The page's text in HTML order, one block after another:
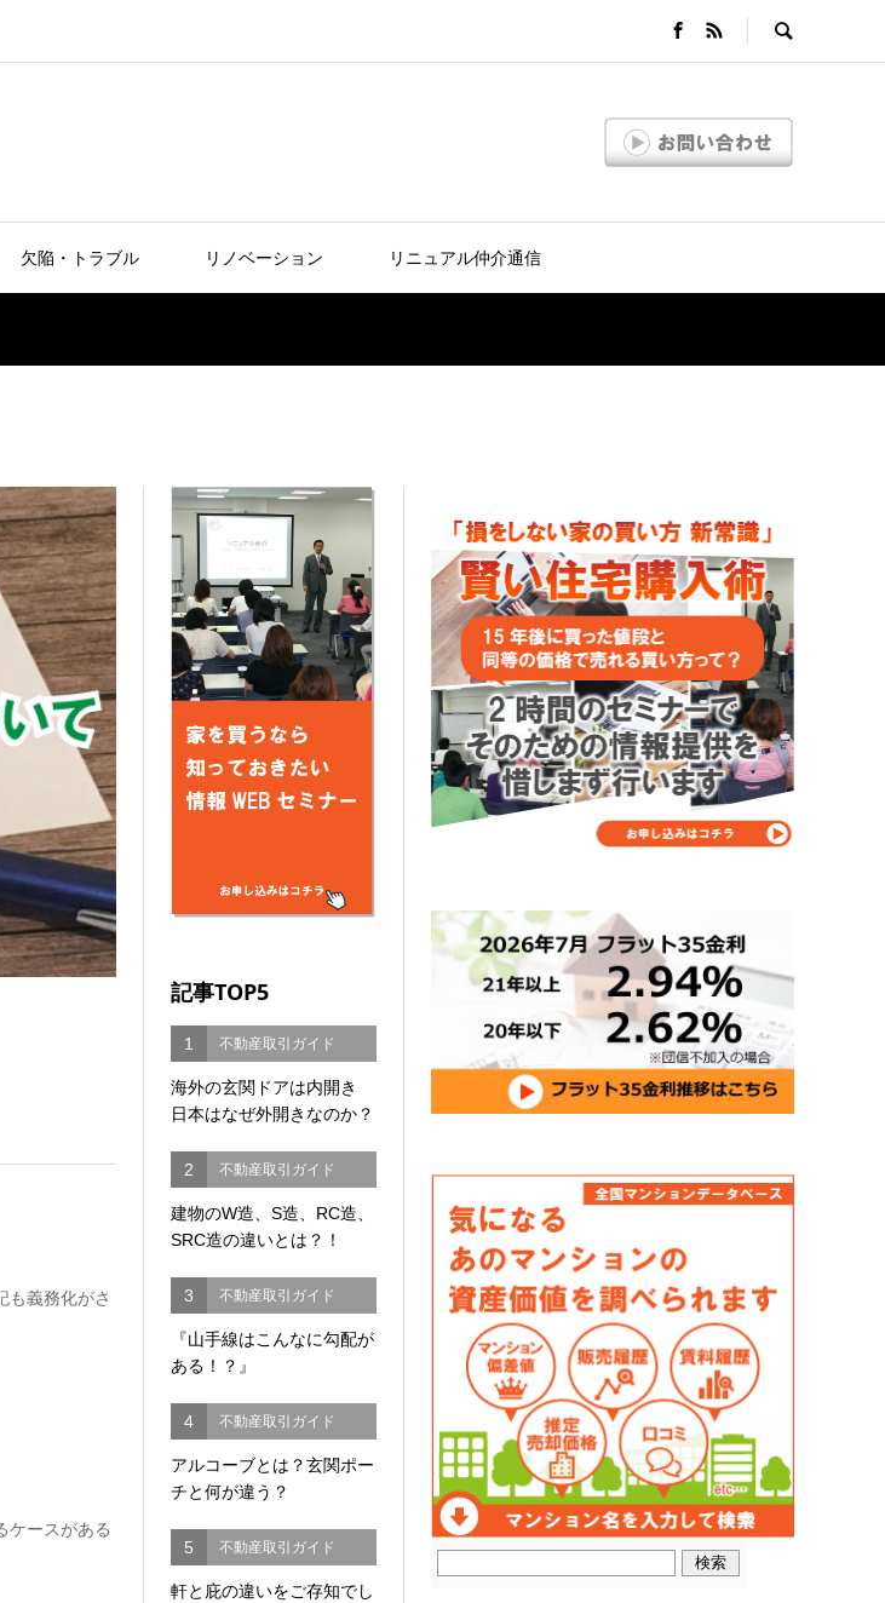
欠陥・トラブル リノベーション リニュアル仲介通信
も義務化がさ
ケースがある
記事TOP5
1 不動産取引ガイド
海外の玄関ドアは内開き
日本はなぜ外開きなのか？
2 不動産取引ガイド
建物のW造、S造、RC造、
SRC造の違いとは？！
3 不動産取引ガイド
『山手線はこんなに勾配が
ある！？』
4 不動産取引ガイド
アルコーブとは？玄関ポー
チと何が違う？
5 不動産取引ガイド
軒と庇の違いをご存知でし